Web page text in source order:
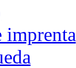
imprenta